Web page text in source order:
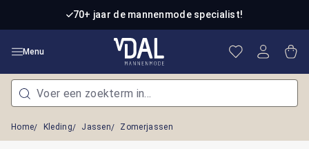
Ga naar de hoofdinhoud70+ jaar de mannenmode specialist!
Menu Je hebt 0
Home Kleding Jassen Zomerjassen